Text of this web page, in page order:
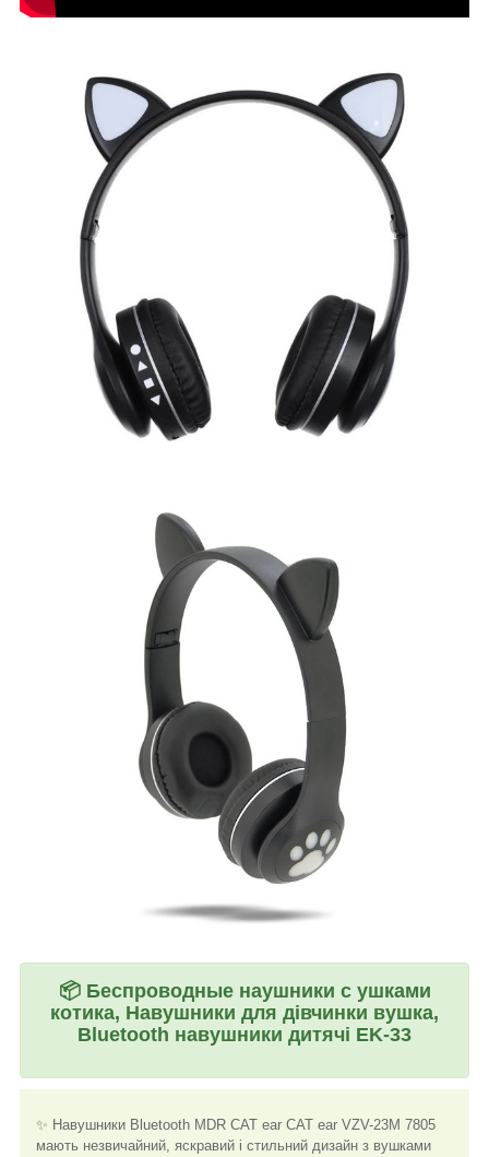
📦 Беспроводные наушники с ушками
котика, Навушники для дівчинки вушка,
Bluetooth навушники дитячі EK-33
✨ Навушники Bluetooth MDR CAT ear CAT ear VZV-23M 7805
мають незвичайний, яскравий і стильний дизайн з вушками